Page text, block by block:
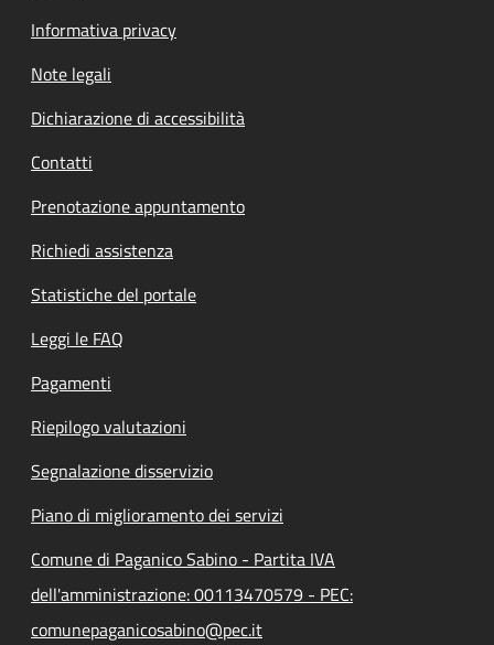
Informativa privacy
Note legali
Dichiarazione di accessibilità
Contatti
Prenotazione appuntamento
Richiedi assistenza
Statistiche del portale
Leggi le FAQ
Pagamenti
Riepilogo valutazioni
Segnalazione disservizio
Piano di miglioramento dei servizi
Comune di Paganico Sabino - Partita IVA
dell'amministrazione: 00113470579 - PEC:
comunepaganicosabino@pec.it